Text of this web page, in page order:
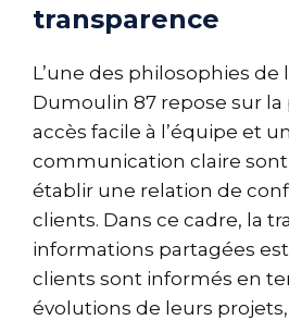
transparence
L’une des philosophies de
Dumoulin 87 repose sur la
accès facile à l’équipe et
communication claire
établir une relation de
clients. Dans ce cadre, la
informations partagées
clients sont informés en
évolutions de leurs